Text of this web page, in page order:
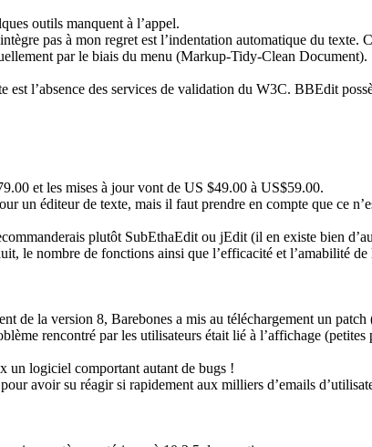
outils manquent à l’appel.
pas à mon regret est l’indentation automatique du
par le biais du menu (Markup-Tidy-Clean Document).
est l’absence des services de validation du W3C. BBEdit
et les mises à jour vont de US $49.00 à US$59.00.
un éditeur de texte, mais il faut prendre en compte que ce
plutôt SubEthaEdit ou jEdit (il en existe bien
le nombre de fonctions ainsi que l’efficacité et l’amabilité
de la version 8, Barebones a mis au téléchargement un
rencontré par les utilisateurs était lié à l’affichage
un logiciel comportant autant de bugs !
avoir su réagir si rapidement aux milliers d’emails